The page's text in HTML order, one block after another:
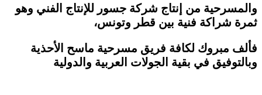
والمسرحية من إنتاج شركة جسور للإنتاج الفني وهو
ثمرة شراكة فنية بين قطر وتونس،
فألف مبروك لكافة فريق مسرحية ماسح الأحذية
وبالتوفيق في بقية الجولات العربية والدولية